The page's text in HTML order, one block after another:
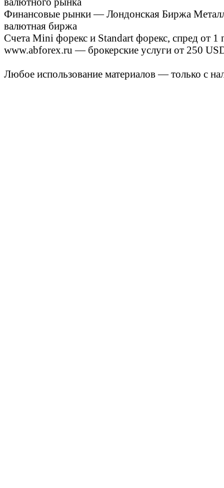
Финансовые рынки — Лондонская Биржа
валютная биржа
Счета Mini форекс и Standart форекс, спред от
www.abforex.ru — брокерские услуги от 250
Любое использование материалов — только с